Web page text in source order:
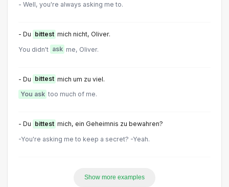
- Well, you're always asking me to.
- Du bittest mich nicht, Oliver.
You didn't ask me, Oliver.
- Du bittest mich um zu viel.
You ask too much of me.
- Du bittest mich, ein Geheimnis zu bewahren?
-You're asking me to keep a secret? -Yeah.
Show more examples